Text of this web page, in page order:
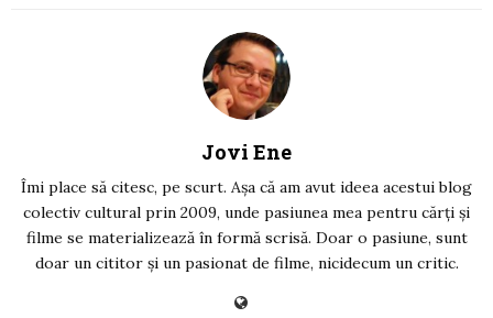
Jovi Ene
Îmi place să citesc, pe scurt. Așa că am avut ideea acestui blog
colectiv cultural prin 2009, unde pasiunea mea pentru cărți și
filme se materializează în formă scrisă. Doar o pasiune, sunt
doar un cititor și un pasionat de filme, nicidecum un critic.